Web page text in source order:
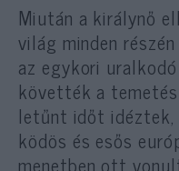
Miután a királynő
világ minden részén
az egykori
követték a
letűnt időt idéztek,
ködös és esős
menetben ott